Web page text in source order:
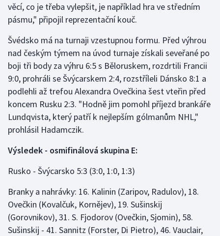
Veslování
Vodní slalom
Volejbal
Ostatní
věcí, co je třeba vylepšit, je například hra ve středním
pásmu," připojil reprezentační kouč.
Švédsko má na turnaji vzestupnou formu. Před výhrou
nad českým týmem na úvod turnaje získali seveřané po
boji tři body za výhru 6:5 s Běloruskem, rozdrtili Francii
9:0, prohráli se Švýcarskem 2:4, rozstříleli Dánsko 8:1 a
podlehli až trefou Alexandra Ovečkina šest vteřin před
koncem Rusku 2:3. "Hodně jim pomohl příjezd brankáře
Lundqvista, který patří k nejlepším gólmanům NHL,"
prohlásil Hadamczik.
Výsledek - osmifinálová skupina E:
Rusko - Švýcarsko 5:3 (3:0, 1:0, 1:3)
Branky a nahrávky: 16. Kalinin (Zaripov, Radulov), 18.
Ovečkin (Kovalčuk, Kornějev), 19. Sušinskij
(Gorovnikov), 31. S. Fjodorov (Ovečkin, Sjomin), 58.
Sušinskij - 41. Sannitz (Forster, Di Pietro), 46. Vauclair,